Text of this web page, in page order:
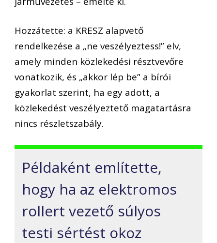
Hozzátette: a KRESZ alapvető
rendelkezése a „ne veszélyeztess!” elv,
amely minden közlekedési résztvevőre
vonatkozik, és „akkor lép be” a bírói
gyakorlat szerint, ha egy adott, a
közlekedést veszélyeztető magatartásra
nincs részletszabály.
Példaként említette,
hogy ha az elektromos
rollert vezető súlyos
testi sértést okoz